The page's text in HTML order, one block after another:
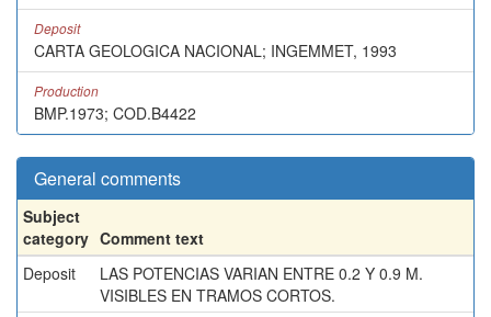
Deposit
CARTA GEOLOGICA NACIONAL; INGEMMET, 1993
Production
BMP.1973; COD.B4422
General comments
Subject
category Comment text
Deposit
LAS POTENCIAS VARIAN ENTRE 0.2 Y 0.9 M.
VISIBLES EN TRAMOS CORTOS.